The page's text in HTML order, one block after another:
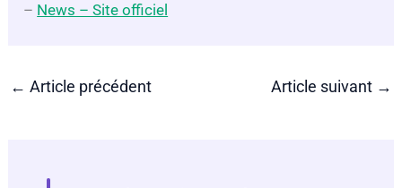
– News – Site officiel
← Article précédent Article suivant →